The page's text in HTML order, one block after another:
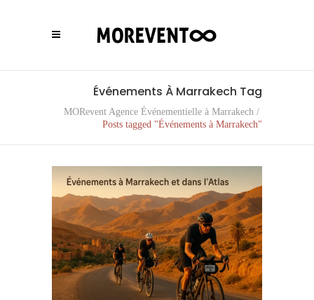
Événements À Marrakech Tag
MORevent Agence Événementielle à Marrakech /
Posts tagged "Événements à Marrakech"